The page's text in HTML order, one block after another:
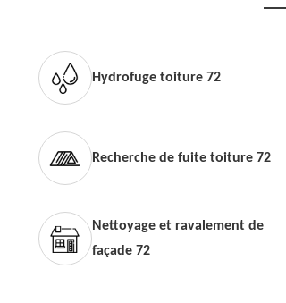
Hydrofuge toiture 72
Recherche de fuite toiture 72
Nettoyage et ravalement de
façade 72